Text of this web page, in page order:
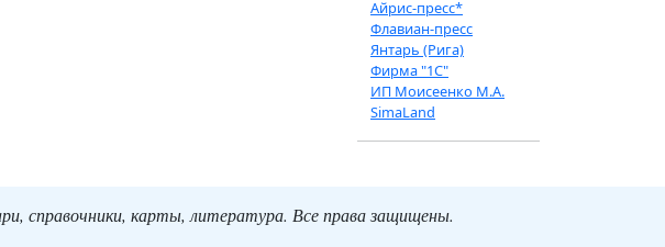
Айрис-пресс*
Флавиан-пресс
Янтарь (Рига)
Фирма "1С"
ИП Моисеенко М.А.
SimaLand
справочники, карты, литература. Все права защищены.